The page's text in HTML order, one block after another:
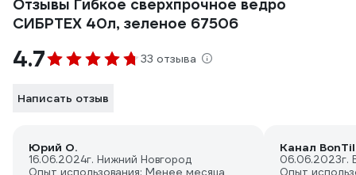
Отзывы Гибкое сверхпрочное ведро
СИБРТЕХ 40л, зеленое 67506
4.7 33 отзыва
Написать отзыв
Юрий О.
16.06.2024г. Нижний Новгород
Опыт использования: Менее месяца
Канал
06.06.2023г.
Опыт